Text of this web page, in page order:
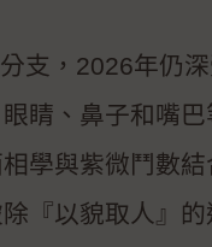
支，2026年仍
睛、鼻子和嘴
學與紫微鬥數
『以貌取人』